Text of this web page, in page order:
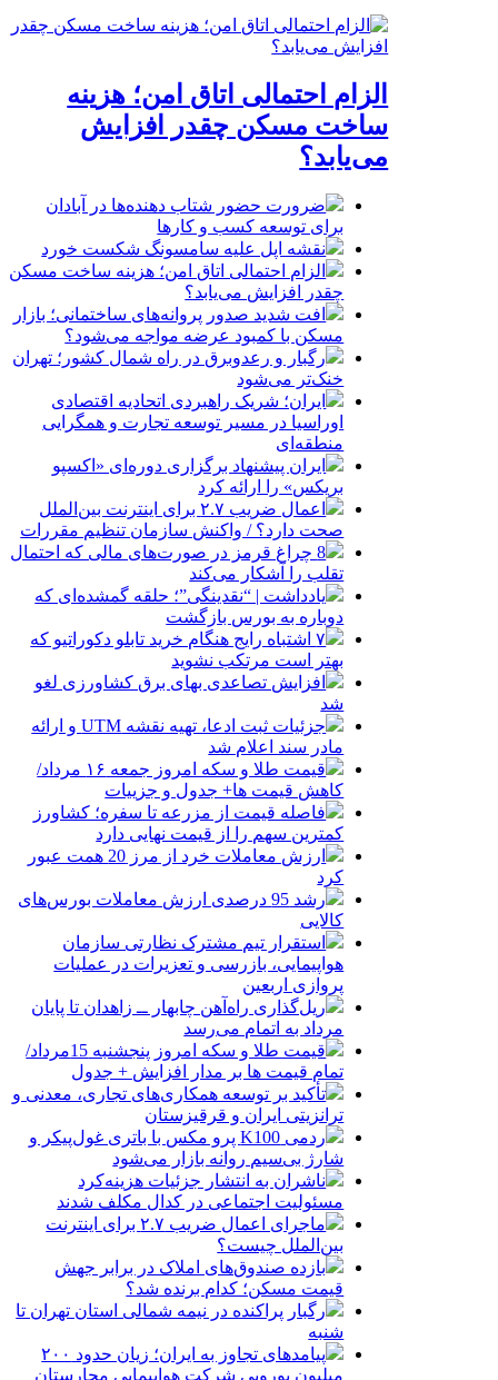
الزام احتمالی اتاق امن؛ هزینه
ساخت مسکن چقدر افزایش
می‌یابد؟
ضرورت حضور شتاب ‌دهنده‌ها در آبادان
برای توسعه کسب‌ و کارها
نقشه اپل علیه سامسونگ شکست خورد
الزام احتمالی اتاق امن؛ هزینه ساخت مسکن
چقدر افزایش می‌یابد؟
افت شدید صدور پروانه‌های ساختمانی؛ بازار
مسکن با کمبود عرضه مواجه می‌شود؟
رگبار و رعدوبرق در راه شمال کشور؛ تهران
خنک‌تر می‌شود
ایران؛ شریک راهبردی اتحادیه اقتصادی
اوراسیا در مسیر توسعه تجارت و همگرایی
منطقه‌ای
ایران پیشنهاد برگزاری دوره‌ای «اکسپو
بریکس» را ارائه کرد
اعمال ضریب ۲.۷ برای اینترنت بین‌الملل
صحت دارد؟ / واکنش سازمان تنظیم مقررات
8 چراغ قرمز در صورت‌های مالی که احتمال
تقلب را آشکار می‌کند
یادداشت | “نقدینگی”؛ حلقه گمشده‌ای که
دوباره به بورس بازگشت
۷ اشتباه رایج هنگام خرید تابلو دکوراتیو که
بهتر است مرتکب نشوید
افزایش تصاعدی بهای برق کشاورزی لغو
شد
جزئیات ثبت ادعا، تهیه نقشه UTM و ارائه
مادر سند اعلام شد
قیمت طلا و سکه امروز جمعه ۱۶ مرداد/
کاهش قیمت ها+ جدول و جزییات
فاصله قیمت از مزرعه تا سفره؛ کشاورز
کمترین سهم را از قیمت نهایی دارد
ارزش معاملات خرد از مرز 20 همت عبور
کرد
رشد 95 درصدی ارزش معاملات بورس‌های
کالایی
استقرار تیم مشترک نظارتی سازمان
هواپیمایی، بازرسی و تعزیرات در عملیات
پروازی اربعین
ریل‌گذاری راه‌آهن چابهار ــ زاهدان تا پایان
مرداد به اتمام می‌رسد
قیمت طلا و سکه امروز پنجشنبه 15مرداد/
تمام قیمت ها بر مدار افزایش + جدول
تأکید بر توسعه همکاری‌های تجاری، معدنی و
ترانزیتی ایران و قرقیزستان
ردمی K100 پرو مکس با باتری غول‌پیکر و
شارژ بی‌سیم روانه بازار می‌شود
ناشران به انتشار جزئیات هزینه‌کرد
مسئولیت اجتماعی در کدال مکلف شدند
ماجرای اعمال ضریب ۲.۷ برای اینترنت
بین‌الملل چیست؟
بازده صندوق‌های املاک در برابر جهش
قیمت مسکن؛ کدام برنده شد؟
رگبار پراکنده در نیمه شمالی استان تهران تا
شنبه
پیامدهای تجاوز به ایران؛ زیان حدود ۲۰۰
میلیون یورویی شرکت هواپیمایی مجارستان